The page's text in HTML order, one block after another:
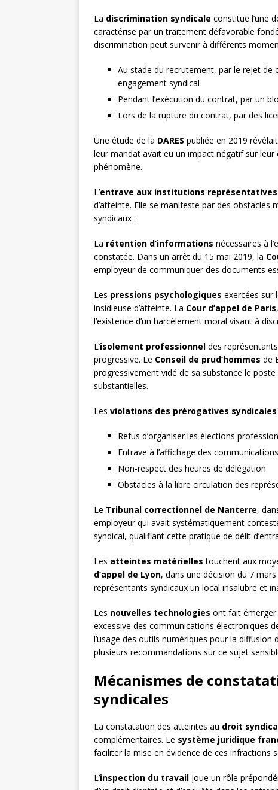
La discrimination syndicale constitue l’une
caractérise par un traitement défavorable
discrimination peut survenir à différents
Au stade du recrutement, par le rejet de
engagement syndical
Pendant l’exécution du contrat, par un
Lors de la rupture du contrat, par des
Une étude de la DARES publiée en 2019
leur mandat avait eu un impact négatif sur
phénomène.
L’entrave aux institutions
d’atteinte. Elle se manifeste par des obstacles
syndicaux :
La rétention d’informations nécessaires à
constatée. Dans un arrêt du 15 mai 2019, la
employeur de communiquer des documents
Les pressions psychologiques exercées sur
insidieuse d’atteinte. La Cour d’appel de Paris
l’existence d’un harcèlement moral visant à
L’isolement professionnel des
progressive. Le Conseil de prud’hommes de
progressivement vidé de sa substance le
substantielles.
Les violations des prérogatives syndicales
Refus d’organiser les élections
Entrave à l’affichage des
Non-respect des heures de délégation
Obstacles à la libre circulation des
Le Tribunal correctionnel de Nanterre,
employeur qui avait systématiquement
syndical, qualifiant cette pratique de délit
Les atteintes matérielles touchent aux
d’appel de Lyon, dans une décision du 7
représentants syndicaux un local insalubre et
Les nouvelles technologies ont fait émerger
excessive des communications électroniques
l’usage des outils numériques pour la diffusion
plusieurs recommandations sur ce sujet
Mécanismes de
syndicales
La constatation des atteintes au droit
complémentaires. Le système juridique
faciliter la mise en évidence de ces infractions
L’inspection du travail joue un rôle